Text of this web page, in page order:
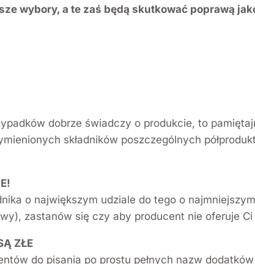
wybory, a te zaś będą skutkować poprawą
dobrze świadczy o produkcie, to
składników poszczególnych
o największym udziale do tego o
zastanów się czy aby producent nie oferuje
ZŁE
do pisania po prostu pełnych nazw